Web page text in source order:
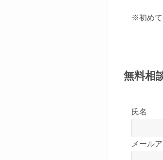
※初めて
無料相
氏名
メール